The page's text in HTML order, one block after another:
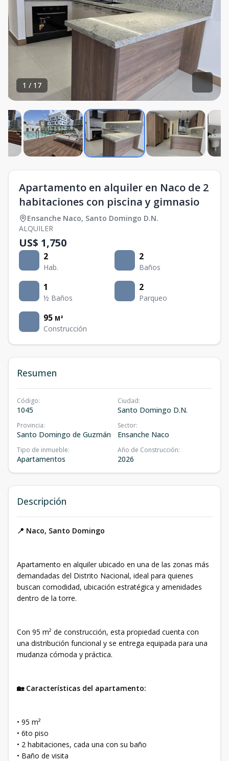
1 / 17
Apartamento en alquiler en Naco de 2
habitaciones con piscina y gimnasio
Ensanche Naco, Santo Domingo D.N.
ALQUILER
US$ 1,750
2
Hab.
2
Baños
1
½ Baños
2
Parqueo
95 M²
Construcción
Resumen
Código:
1045
Ciudad:
Santo Domingo D.N.
Provincia:
Santo Domingo de Guzmán
Sector:
Ensanche Naco
Tipo de inmueble:
Apartamentos
Año de Construcción:
2026
Descripción
📍 Naco, Santo Domingo
Apartamento en alquiler ubicado en una de las zonas más
demandadas del Distrito Nacional, ideal para quienes
buscan comodidad, ubicación estratégica y amenidades
dentro de la torre.
Con 95 m² de construcción, esta propiedad cuenta con
una distribución funcional y se entrega equipada para una
mudanza cómoda y práctica.
🏡 Características del apartamento:
• 95 m²
• 6to piso
• 2 habitaciones, cada una con su baño
• Baño de visita